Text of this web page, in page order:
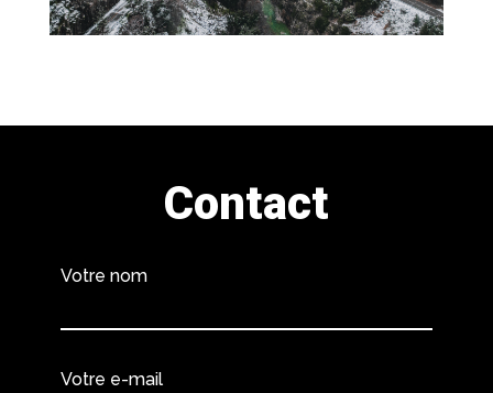
Contact
Votre nom
Votre e-mail